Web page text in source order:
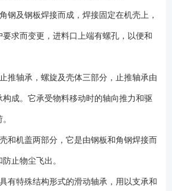
及钢板焊接而成，焊接固定在机壳上，
求而变更，进料口上端有螺孔，以便和
轴承，螺旋及壳体三部分，止推轴承由
成。它承受物料移动时的轴向推力和驱
机盖两部分，它是由钢板和角钢焊接而
止物尘飞出。
特殊结构形式的滑动轴承，用以支承和